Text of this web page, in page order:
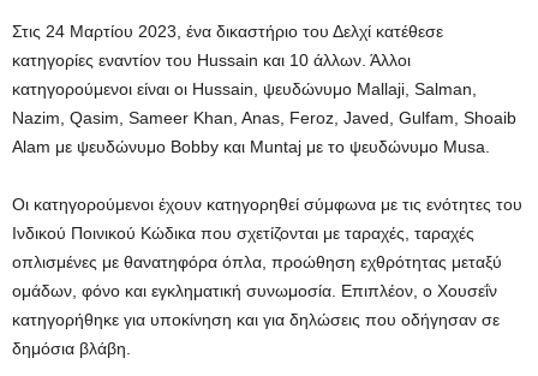
Στις 24 Μαρτίου 2023, ένα δικαστήριο του Δελχί κατέθεσε
κατηγορίες εναντίον του Hussain και 10 άλλων. Άλλοι
κατηγορούμενοι είναι οι Hussain, ψευδώνυμο Mallaji, Salman,
Nazim, Qasim, Sameer Khan, Anas, Feroz, Javed, Gulfam, Shoaib
Alam με ψευδώνυμο Bobby και Muntaj με το ψευδώνυμο Musa.
Οι κατηγορούμενοι έχουν κατηγορηθεί σύμφωνα με τις ενότητες του
Ινδικού Ποινικού Κώδικα που σχετίζονται με ταραχές, ταραχές
οπλισμένες με θανατηφόρα όπλα, προώθηση εχθρότητας μεταξύ
ομάδων, φόνο και εγκληματική συνωμοσία. Επιπλέον, ο Χουσεΐν
κατηγορήθηκε για υποκίνηση και για δηλώσεις που οδήγησαν σε
δημόσια βλάβη.